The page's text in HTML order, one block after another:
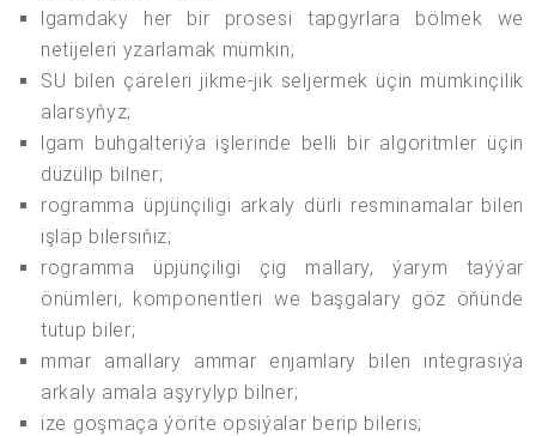
lgamdaky her bir prosesi tapgyrlara bölmek we
netijeleri yzarlamak mümkin;
SU bilen çäreleri jikme-jik seljermek üçin mümkinçilik
alarsyňyz;
lgam buhgalteriýa işlerinde belli bir algoritmler üçin
düzülip bilner;
rogramma üpjünçiligi arkaly dürli resminamalar bilen
işläp bilersiňiz;
rogramma üpjünçiligi çig mallary, ýarym taýýar
önümleri, komponentleri we başgalary göz öňünde
tutup biler;
mmar amallary ammar enjamlary bilen integrasiýa
arkaly amala aşyrylyp bilner;
ize goşmaça ýörite opsiýalar berip bileris;